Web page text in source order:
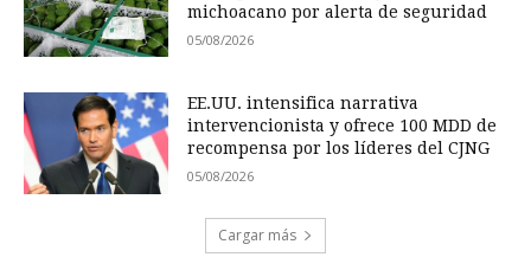
michoacano por alerta de seguridad
05/08/2026
EE.UU. intensifica narrativa
intervencionista y ofrece 100 MDD de
recompensa por los líderes del CJNG
05/08/2026
Cargar más